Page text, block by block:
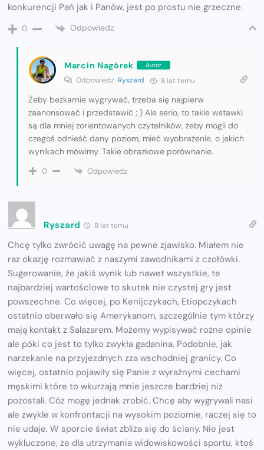
konkurencji Pań jak i Panów, jest po prostu nie grzeczne.
0 Odpowiedz
Marcin Nagórek Autor
Odpowiedz Ryszard 8 lat temu
Żeby bezkarnie wygrywać, trzeba się najpierw
zaanonsować i przedstawić ; ) Ale serio, to takie wstawki
są dla mniej zorientowanych czytelników, żeby mogli do
czegoś odnieść dany poziom, mieć wyobrażenie, o jakich
wynikach mówimy. Takie obrazkowe porównanie.
0 Odpowiedz
Ryszard 8 lat temu
Chcę tylko zwrócić uwagę na pewne zjawisko. Miałem nie
raz okazję rozmawiać z naszymi zawodnikami z czołówki.
Sugerowanie, że jakiś wynik lub nawet wszystkie, te
najbardziej wartościowe to skutek nie czystej gry jest
powszechne. Co więcej, po Kenijczykach, Etiopczykach
ostatnio oberwało się Amerykanom, szczególnie tym którzy
mają kontakt z Salazarem. Możemy wypisywać rożne opinie
ale póki co jest to tylko zwykła gadanina. Podobnie, jak
narzekanie na przyjezdnych zza wschodniej granicy. Co
więcej, ostatnio pojawiły się Panie z wyraźnymi cechami
męskimi które to wkurzają mnie jeszcze bardziej niż
pozostali. Cóż mogę jednak zrobić. Chcę aby wygrywali nasi
ale zwykle w konfrontacji na wysokim poziomie, raczej się to
nie udaje. W sporcie świat zbliża się do ściany. Nie jest
wykluczone, że dla utrzymania widowiskowości sportu, ktoś